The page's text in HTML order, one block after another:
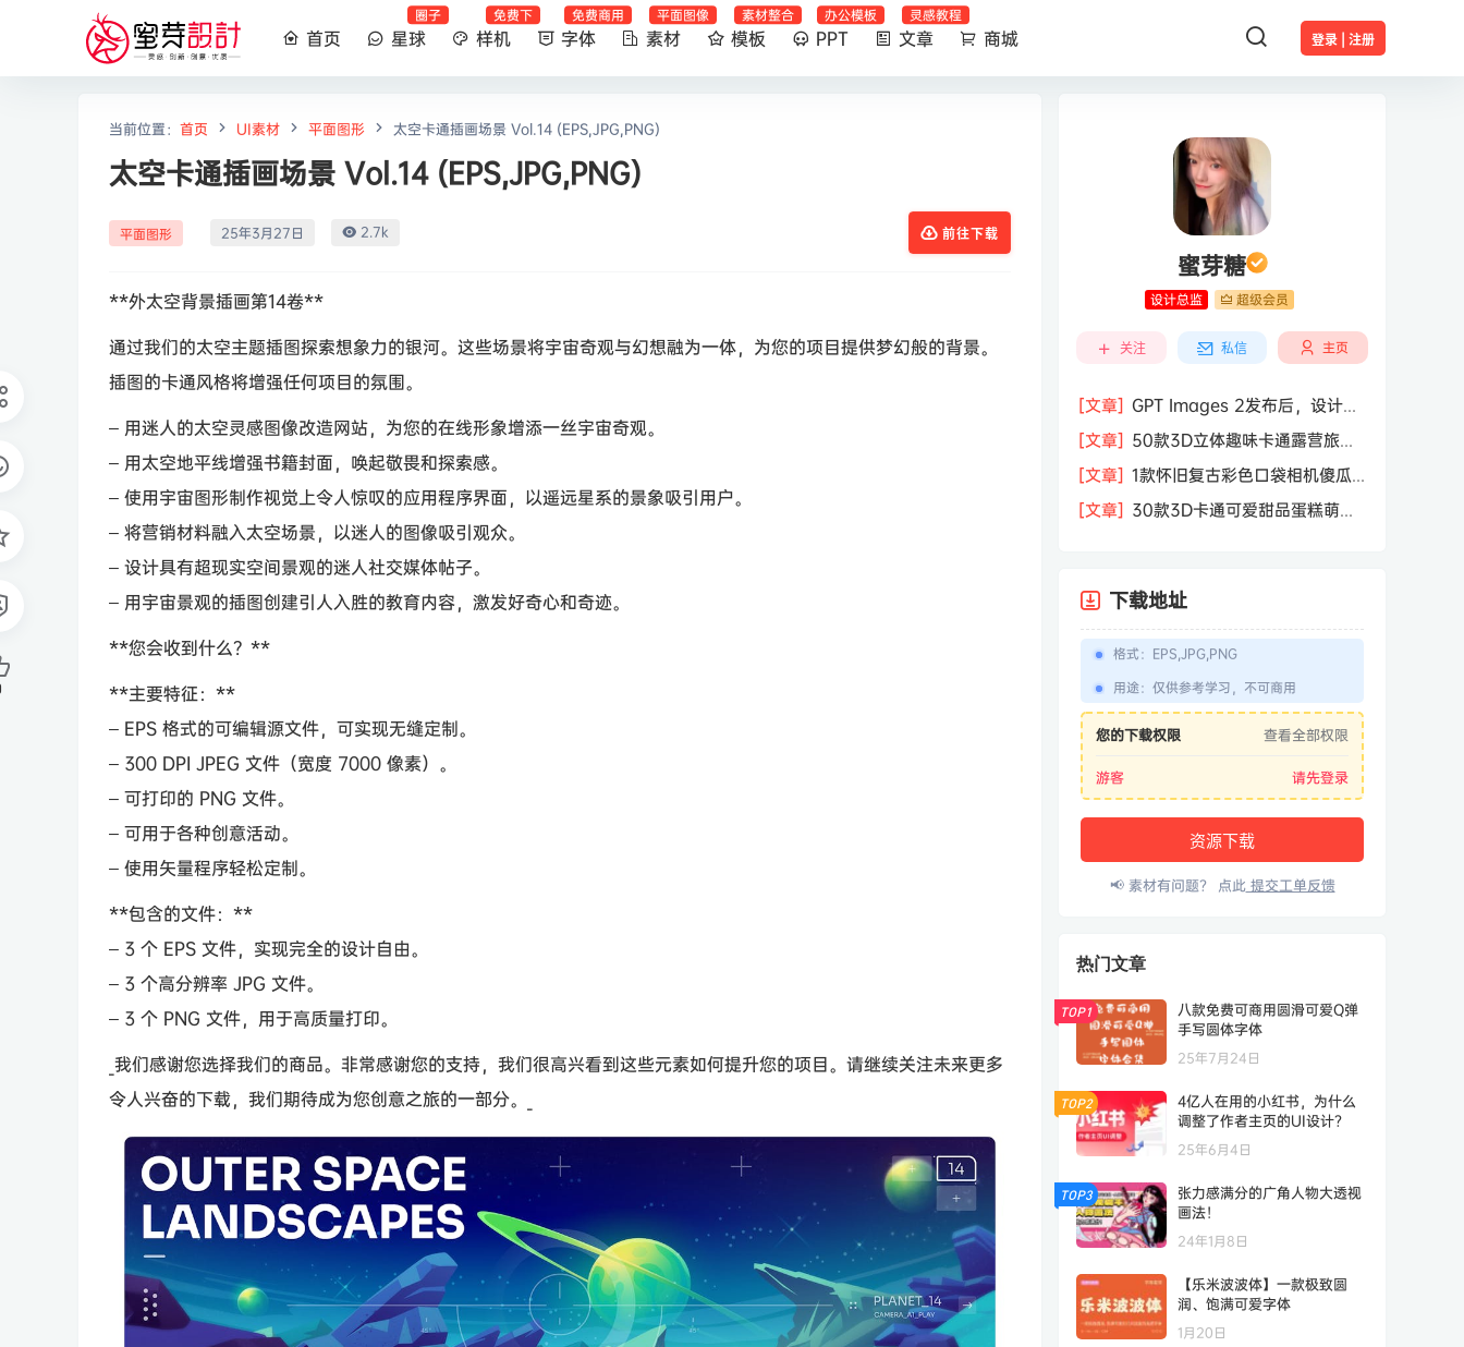
登录 | 注册
首页 星球
圈子
样机
免费下
字体
免费商用
素材
平面图像
模板
素材整合
PPT
办公模板
文章
灵感教程
商城
当前位置： 首页 UI素材 平面图形 太空卡通插画场景 Vol.14 (EPS,JPG,PNG)
太空卡通插画场景 Vol.14 (EPS,JPG,PNG)
平面图形 25年3月27日 2.7k 前往下载
**外太空背景插画第14卷**
通过我们的太空主题插图探索想象力的银河。这些场景将宇宙奇观与幻想融为一体，为您的项目提供梦幻般的背景。
插图的卡通风格将增强任何项目的氛围。
– 用迷人的太空灵感图像改造网站，为您的在线形象增添一丝宇宙奇观。
– 用太空地平线增强书籍封面，唤起敬畏和探索感。
– 使用宇宙图形制作视觉上令人惊叹的应用程序界面，以遥远星系的景象吸引用户。
– 将营销材料融入太空场景，以迷人的图像吸引观众。
– 设计具有超现实空间景观的迷人社交媒体帖子。
– 用宇宙景观的插图创建引人入胜的教育内容，激发好奇心和奇迹。
**您会收到什么？**
**主要特征：**
– EPS 格式的可编辑源文件，可实现无缝定制。
– 300 DPI JPEG 文件（宽度 7000 像素）。
– 可打印的 PNG 文件。
– 可用于各种创意活动。
– 使用矢量程序轻松定制。
**包含的文件：**
– 3 个 EPS 文件，实现完全的设计自由。
– 3 个高分辨率 JPG 文件。
– 3 个 PNG 文件，用于高质量打印。
_我们感谢您选择我们的商品。非常感谢您的支持，我们很高兴看到这些元素如何提升您的项目。请继续关注未来更多
令人兴奋的下载，我们期待成为您创意之旅的一部分。_
蜜芽糖
设计总监 超级会员
关注 私信 主页
[文章] GPT Images 2发布后，设计行
业的天真的塌了？
[文章] 50款3D立体趣味卡通露营旅行
度假旅游装备插图插画PNG免抠图片素
材图
[文章] 1款怀旧复古彩色口袋相机傻瓜
相机屏幕模型PSD模板样机效果图素材
[文章] 30款3D卡通可爱甜品蛋糕萌趣
下载地址
格式： EPS,JPG,PNG
用途： 仅供参考学习，不可商用
您的下载权限 查看全部权限
游客 请先登录
资源下载
📢 素材有问题？ 点此提交工单反馈
热门文章
TOP1
八款免费可商用圆滑可爱Q弹
手写圆体字体
25年7月24日
TOP2
4亿人在用的小红书，为什么
调整了作者主页的UI设计？
25年6月4日
TOP3
张力感满分的广角人物大透视
画法！
24年1月8日
【乐米波波体】一款极致圆
润、饱满可爱字体
1月20日